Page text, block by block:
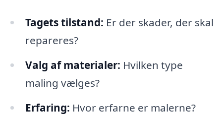
Tagets tilstand: Er der skader, der skal
repareres?
Valg af materialer: Hvilken type
maling vælges?
Erfaring: Hvor erfarne er malerne?